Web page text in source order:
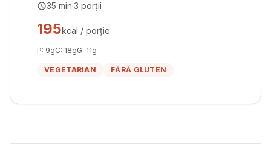
35 min·3 porții
195kcal / porție
P: 9gC: 18gG: 11g
VEGETARIAN FĂRĂ GLUTEN